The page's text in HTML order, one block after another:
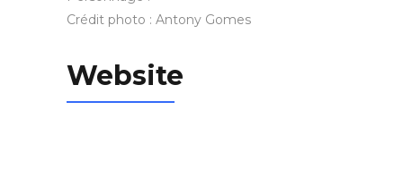
Crédit photo : Antony Gomes
Website